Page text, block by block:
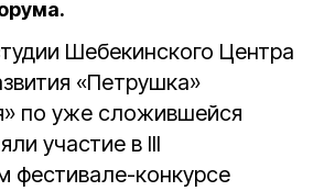
Шебекинского Центра
«Петрушка»
по уже сложившейся
участие в III
фестивале-конкурсе